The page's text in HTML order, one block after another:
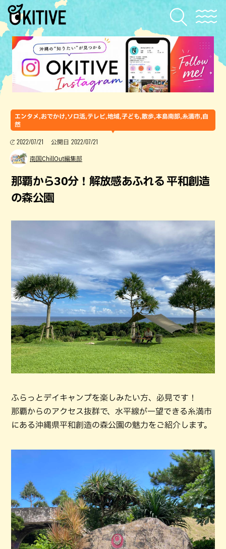
エンタメ,おでかけ,ソロ活,テレビ,地域,子ども,散歩,本島南部,糸満市,自
然
2022/07/21 公開日 2022/07/21
南国ChillOut編集部
那覇から30分！解放感あふれる 平和創造
の森公園
ふらっとデイキャンプを楽しみたい方、必見です！
那覇からのアクセス抜群で、水平線が一望できる糸満市
にある沖縄県平和創造の森公園の魅力をご紹介します。